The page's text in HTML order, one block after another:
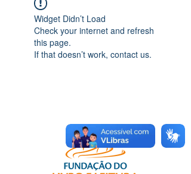
Widget Didn’t Load
Check your internet and refresh
this page.
If that doesn’t work, contact us.